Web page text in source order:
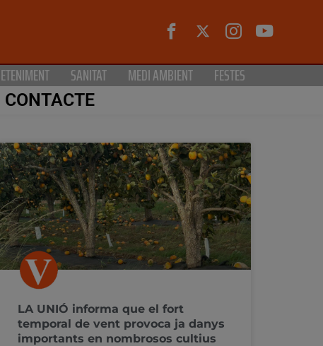
SANITAT MEDI AMBIENT FESTES
CONTACTE
LA UNIÓ informa que el fort
temporal de vent provoca ja danys
importants en nombrosos cultius